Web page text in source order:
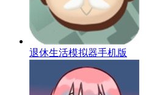
退休生活模拟器手机版